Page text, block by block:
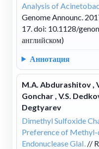
Analysis of
Genome Announc.
17. doi: 10.1128/
английском)
Аннотация
M.A. Abdurashitov ,
Gonchar , V.S.
Degtyarev
Dimethyl Sulfoxide
Preference of
Endonuclease GlaI. //